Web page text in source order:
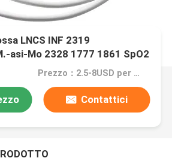
LNCS INF 2319
asi-Mo 2328 1777 1861 SpO2
dello spong del sensore
Prezzo：2.5-8USD per PCS
Contattici